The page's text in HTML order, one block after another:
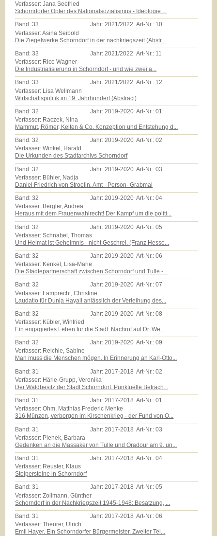
Verfasser: Jana Seefried
Schorndorfer Opfer des Nationalsozialismus - Ideologie ...
Band:33 Jahr:2021/2022 Art-Nr.: 10
Verfasser: Asina Seibold
Die Ziegelwerke Schorndorf in der nachkriegszeit (Abstr...
Band:33 Jahr:2021/2022 Art-Nr.: 11
Verfasser: Rico Wagner
Die Industrialisierung in Schorndorf - und wie zwei a...
Band:33 Jahr:2021/2022 Art-Nr.: 12
Verfasser: Lisa Wellmann
Wirtschaftspolitik im 19. Jahrhundert (Abstract)
Band:32 Jahr: 2019-2020 Art-Nr.:01
Verfasser: Raczek, Nina
Mammut, Römer, Kelten & Co. Konzeption und Entstehung d...
Band:32 Jahr:2019-2020 Art-Nr.:02
Verfasser: Winkel, Harald
Die Urkunden des Stadtarchivs Schorndorf
Band:32 Jahr: 2019-2020 Art-Nr.:03
Verfasser: Bühler, Nadja
Daniel Friedrich von Stroelin. Amt - Person- Grabmal
Band:32 Jahr:2019-2020 Art-Nr.:04
Verfasser: Bergler, Andrea
Heraus mit dem Frauenwahlrecht! Der Kampf um die politi...
Band:32 Jahr: 2019-2020 Art-Nr.:05
Verfasser: Schnabel, Thomas
Und Heimat ist Geheimnis - nicht Geschrei. (Franz Hesse...
Band:32 Jahr:2019-2020 Art-Nr.:06
Verfasser: Kenkel, Lisa-Marie
Die Städtepartnerschaft zwischen Schorndorf und Tulle -...
Band:32 Jahr:2019-2020 Art-Nr.:07
Verfasser: Lamprecht, Christine
Laudatio für Dunja Hayali anlässlich der Verleihung des...
Band:32 Jahr:2019-2020 Art-Nr.:08
Verfasser: Kübler, Winfried
Ein engagiertes Leben für die Stadt. Nachruf auf Dr. We...
Band:32 Jahr:2019-2020 Art-Nr.:09
Verfasser: Reichle, Sabine
Man muss die Menschen mögen. In Erinnerung an Karl-Otto...
Band:31 Jahr: 2017-2018 Art-Nr.:02
Verfasser: Härle-Grupp, Veronika
Der Waldbesitz der Stadt Schorndorf. Punktuelle Betrach...
Band:31 Jahr:2017-2018 Art-Nr.:01
Verfasser: Ohm, Matthias Frederic Menke
316 Münzen, verborgen im Kirschenkrieg - der Fund von O...
Band:31 Jahr: 2017-2018 Art-Nr.:03
Verfasser: Pienek, Barbara
Gedenken an die Massaker von Tulle und Oradour am 9. un...
Band:31 Jahr:2017-2018 Art-Nr.:04
Verfasser: Reuster, Klaus
Stolpersteine in Schorndorf
Band:31 Jahr:2017-2018 Art-Nr.:05
Verfasser: Zollmann, Günther
Schorndorf in der Nachkriegszeit 1945-1948: Besatzung, ...
Band:31 Jahr:2017-2018 Art-Nr.:06
Verfasser: Theurer, Ulrich
Emil Hayer. Ein Schorndorfer Bürgermeister. Zweiter Tei...